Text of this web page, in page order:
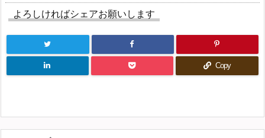
よろしければシェアお願いします
Copy